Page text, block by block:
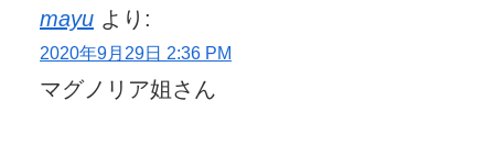
mayu より:
2020年9月29日 2:36 PM
マグノリア姐さん